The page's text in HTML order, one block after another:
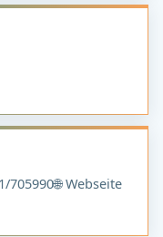
705990🌐 Webseite